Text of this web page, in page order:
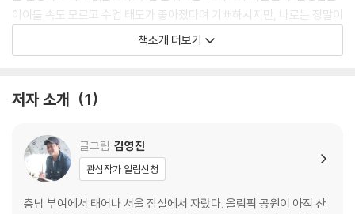
아이들 속도 모르고 수업 태도가 좋아졌다며 기뻐하시지만, 나로는 정말이
하지만 집에서 혼자 노는 것도 싫긴 마찬가지입니다. 지루해서 몸살이 날
로 나갑니다. 누구라도 말을 걸어 오면 못 이기는 척 놀아 줄 셈이었지요.
그런데……
넵니다. 얼마 전에도 겪은 일이건만, 나로는 그새 까맣게 잊어버리고 기함
을 합니다. “너, 도, 도대체 정체가 뭐야?” 정체가 뭐긴 뭐예요. 상상 세계
이루리아에서 온 특수 요원이지요.
펄럭이 말에 따르면 나로네 반에서 싸움이 끊이지 않는 건 이루리아에 문
책소개 더보기
저자 소개 1
글그림 김영진
관심작가 알림신청
충남 부여에서 태어나 서울 잠실에서 자랐다. 올림픽 공원이 아직 산